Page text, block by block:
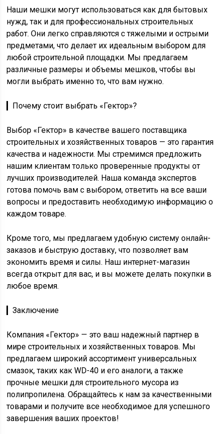
Наши мешки могут использоваться как для бытовых
нужд, так и для профессиональных строительных
работ. Они легко справляются с тяжелыми и острыми
предметами, что делает их идеальным выбором для
любой строительной площадки. Мы предлагаем
различные размеры и объемы мешков, чтобы вы
могли выбрать именно то, что вам нужно.
▎Почему стоит выбрать «Гектор»?
Выбор «Гектор» в качестве вашего поставщика
строительных и хозяйственных товаров — это гарантия
качества и надежности. Мы стремимся предложить
нашим клиентам только проверенные продукты от
лучших производителей. Наша команда экспертов
готова помочь вам с выбором, ответить на все ваши
вопросы и предоставить необходимую информацию о
каждом товаре.
Кроме того, мы предлагаем удобную систему онлайн-
заказов и быструю доставку, что позволяет вам
экономить время и силы. Наш интернет-магазин
всегда открыт для вас, и вы можете делать покупки в
любое время.
▎Заключение
Компания «Гектор» — это ваш надежный партнер в
мире строительных и хозяйственных товаров. Мы
предлагаем широкий ассортимент универсальных
смазок, таких как WD-40 и его аналоги, а также
прочные мешки для строительного мусора из
полипропилена. Обращайтесь к нам за качественными
товарами и получите все необходимое для успешного
завершения ваших проектов!